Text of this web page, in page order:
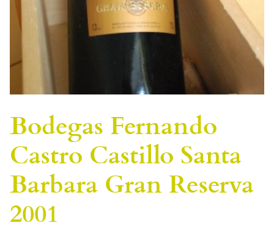
Bodegas Fernando
Castro Castillo Santa
Barbara Gran Reserva
2001